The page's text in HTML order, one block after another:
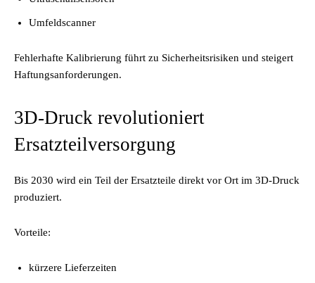
Umfeldscanner
Fehlerhafte Kalibrierung führt zu Sicherheitsrisiken und steigert
Haftungsanforderungen.
3D-Druck revolutioniert
Ersatzteilversorgung
Bis 2030 wird ein Teil der Ersatzteile direkt vor Ort im 3D-Druck
produziert.
Vorteile:
kürzere Lieferzeiten